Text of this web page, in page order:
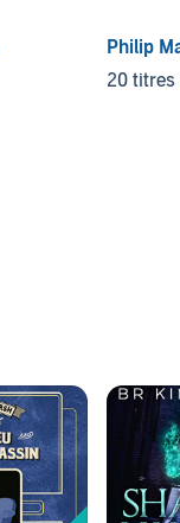
Philip
20 titres